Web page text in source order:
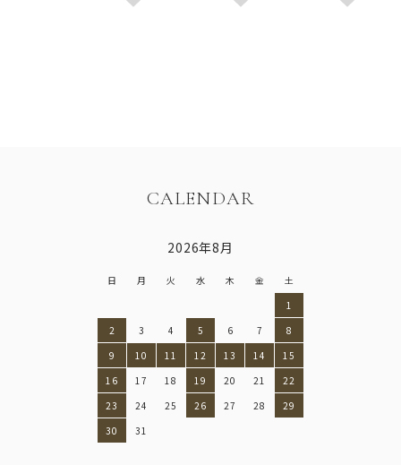
CALENDAR
2026年8月
日 月 火 水 木 金
土
1
2
3 4 5 6 7
8
9
10 11 12 13 14
15
16
17 18 19 20 21
22
23
24 25 26 27 28
29
30
31